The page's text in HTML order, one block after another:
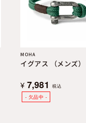
MOHA
イグアス （メンズ）
¥ 7,981 税込